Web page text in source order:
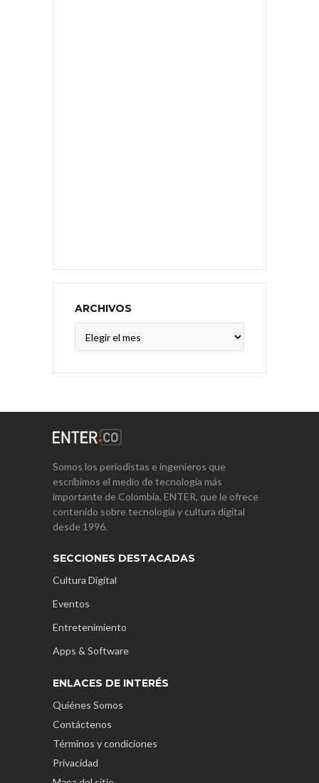
ARCHIVOS
Somos los periodistas e ingenieros que
escribimos el medio de tecnología más
importante de Colombia, ENTER, que le ofrece
contenido sobre tecnología y cultura digital
desde 1996.
SECCIONES DESTACADAS
Cultura Digital
Eventos
Entretenimiento
Apps & Software
ENLACES DE INTERÉS
Quiénes Somos
Contáctenos
Términos y condiciones
Privacidad